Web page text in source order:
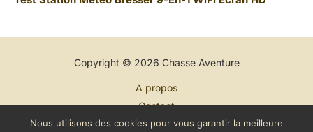
Copyright © 2026 Chasse Aventure
A propos
Contact
Plan du site
Nous utilisons des cookies pour vous garantir la meilleure